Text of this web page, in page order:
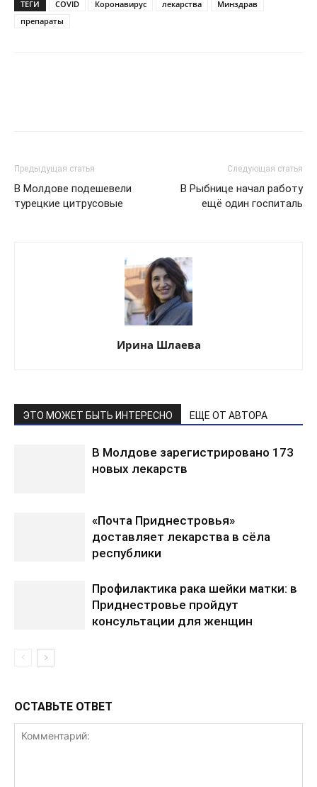
ТЕГИ COVID Коронавирус лекарства
Минздрав
препараты
Предыдущая статья
В Молдове подешевели
турецкие цитрусовые
Следующая статья
В Рыбнице начал работу
ещё один госпиталь
Ирина Шлаева
ЭТО МОЖЕТ БЫТЬ ИНТЕРЕСНО ЕЩЕ ОТ АВТОРА
В Молдове зарегистрировано 173
новых лекарств
«Почта Приднестровья»
доставляет лекарства в сёла
республики
Профилактика рака шейки матки: в
Приднестровье пройдут
консультации для женщин
ОСТАВЬТЕ ОТВЕТ